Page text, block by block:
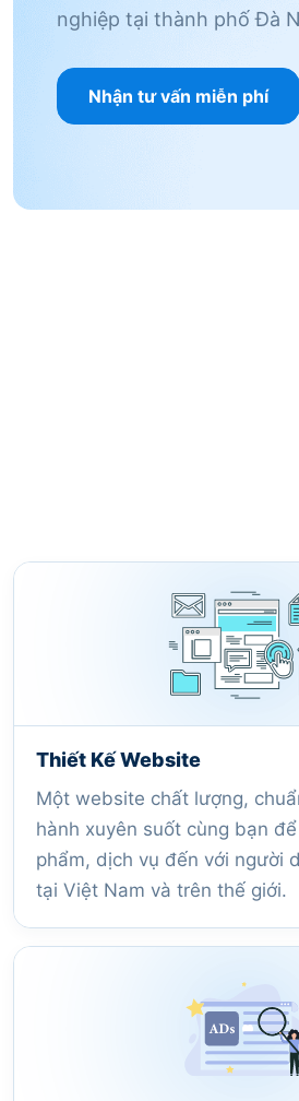
nghiệp tại thành phố Đà
Nhận tư vấn miễn phí
Thiết Kế Website
Một website chất lượng,
hành xuyên suốt cùng bạn
phẩm, dịch vụ đến với người
tại Việt Nam và trên thế giới.